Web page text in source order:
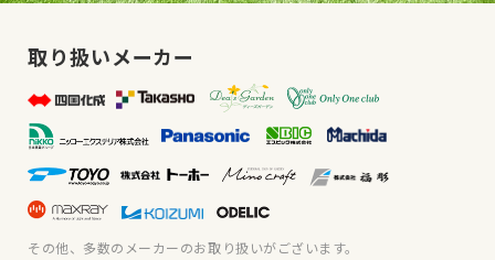
取り扱いメーカー
その他、多数のメーカーのお取り扱いがございます。